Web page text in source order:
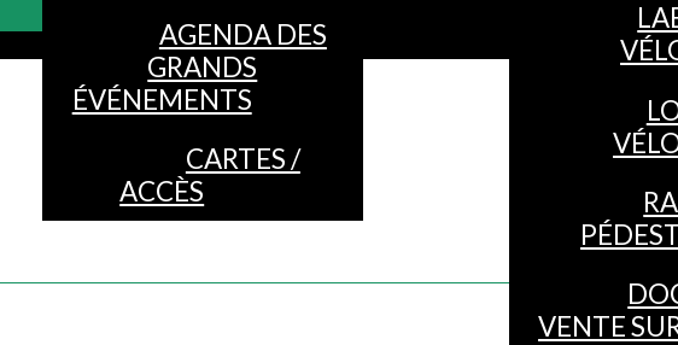
AGENDA DES
GRANDS
ÉVÉNEMENTS
CARTES /
ACCÈS
VENTE